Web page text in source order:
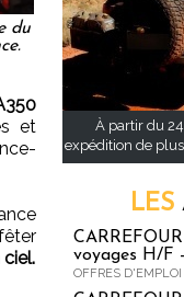
du
et
À partir du
expédition de
LES
voyages H/F
OFFRES